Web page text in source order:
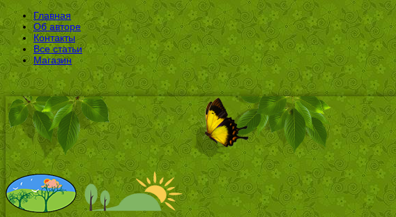
Главная
Об авторе
Контакты
Все статьи
Магазин